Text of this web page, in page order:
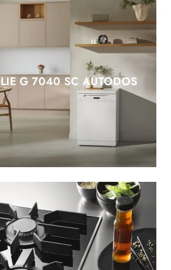
G 7040 SC AUTODOS